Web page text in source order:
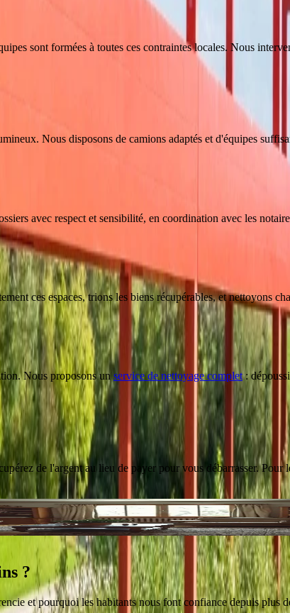
sont formées à toutes ces contraintes locales. Nous
Nous disposons de camions adaptés et d'équipes
avec respect et sensibilité, en coordination avec les
ces espaces, trions les biens récupérables, et nettoyons
Nous proposons unservice de nettoyage complet:
de l'argent au lieu de payer pour vous débarrasser. Pour
?
et pourquoi les habitants nous font confiance depuis plus